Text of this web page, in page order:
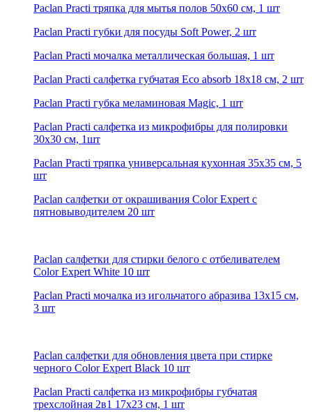
Paclan Practi тряпка для мытья полов 50х60 см, 1 шт
Paclan Practi губки для посуды Soft Power, 2 шт
Paclan Practi мочалка металлическая большая, 1 шт
Paclan Practi салфетка губчатая Eco absorb 18х18 см, 2 шт
Paclan Practi губка меламиновая Magic, 1 шт
Paclan Practi салфетка из микрофибры для полировки
30х30 см, 1шт
Paclan Practi тряпка универсальная кухонная 35х35 см, 5
шт
Paclan салфетки от окрашивания Color Expert с
пятновыводителем 20 шт
Paclan салфетки для стирки белого с отбеливателем
Color Expert White 10 шт
Paclan Practi мочалка из игольчатого абразива 13х15 см,
3 шт
Paclan салфетки для обновления цвета при стирке
черного Color Expert Black 10 шт
Paclan Practi салфетка из микрофибры губчатая
трехслойная 2в1 17х23 см, 1 шт